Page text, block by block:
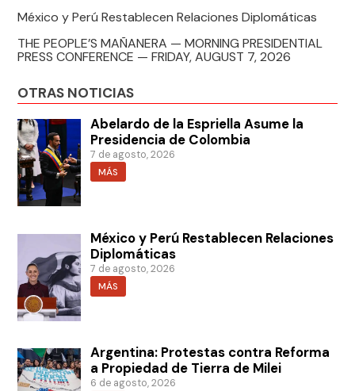
México y Perú Restablecen Relaciones Diplomáticas
THE PEOPLE’S MAÑANERA — MORNING PRESIDENTIAL
PRESS CONFERENCE — FRIDAY, AUGUST 7, 2026
OTRAS NOTICIAS
Abelardo de la Espriella Asume la
Presidencia de Colombia
7 de agosto, 2026
MÁS
México y Perú Restablecen Relaciones
Diplomáticas
7 de agosto, 2026
MÁS
Argentina: Protestas contra Reforma
a Propiedad de Tierra de Milei
6 de agosto, 2026